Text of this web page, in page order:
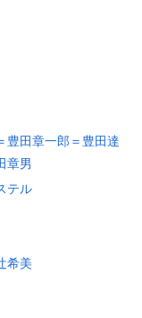
豊田章一郎＝豊田達
章男
テル
希美